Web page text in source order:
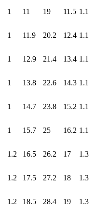
1 11 19 11.5 1.1
1 11.9 20.2 12.4 1.1
1 12.9 21.4 13.4 1.1
1 13.8 22.6 14.3 1.1
1 14.7 23.8 15.2 1.1
1 15.7 25 16.2 1.1
1.2 16.5 26.2 17 1.3
1.2 17.5 27.2 18 1.3
1.2 18.5 28.4 19 1.3